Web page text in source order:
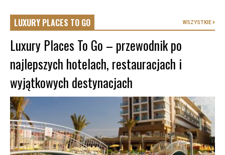
LUXURY PLACES TO GO WSZYSTKIE
Luxury Places To Go – przewodnik po
najlepszych hotelach, restauracjach i
wyjątkowych destynacjach